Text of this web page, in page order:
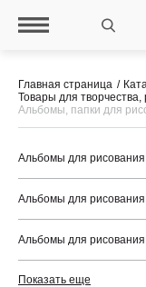
Главная страница
Товары для творчества,
Альбомы, папки для
Альбомы для
Альбомы для
Альбомы для
Показать еще